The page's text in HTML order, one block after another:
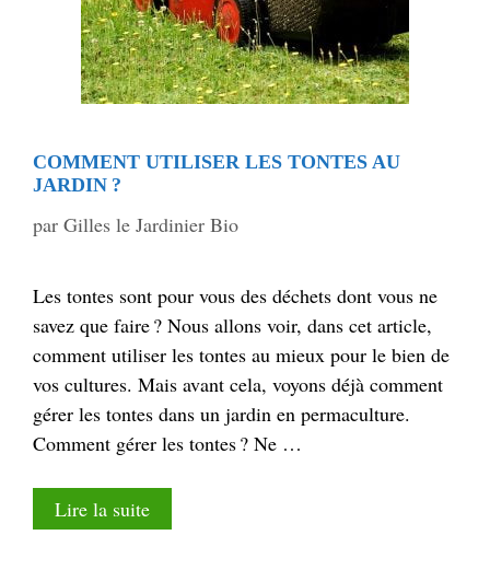
COMMENT UTILISER LES TONTES AU
JARDIN ?
par Gilles le Jardinier Bio
Les tontes sont pour vous des déchets dont vous ne
savez que faire ? Nous allons voir, dans cet article,
comment utiliser les tontes au mieux pour le bien de
vos cultures. Mais avant cela, voyons déjà comment
gérer les tontes dans un jardin en permaculture.
Comment gérer les tontes ? Ne …
Lire la suite